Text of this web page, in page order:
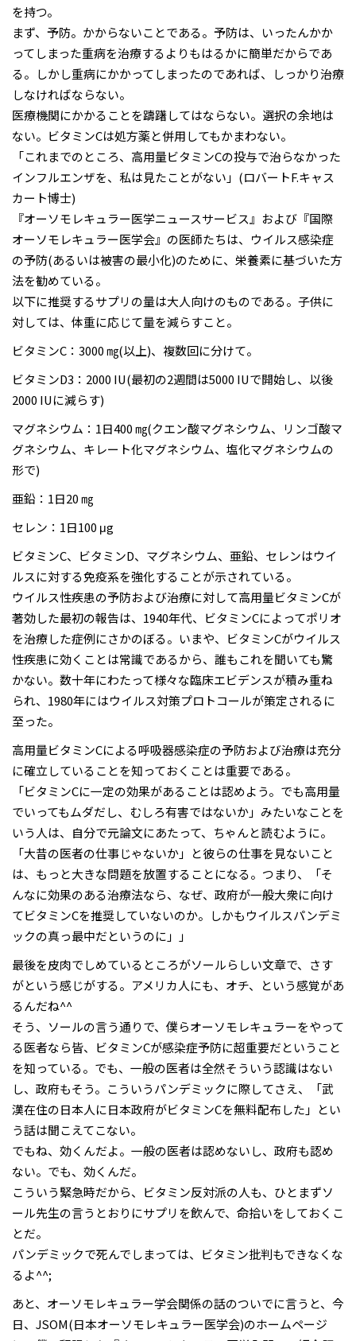
を持つ。
まず、予防。かからないことである。予防は、いったんかか
ってしまった重病を治療するよりもはるかに簡単だからであ
る。しかし重病にかかってしまったのであれば、しっかり治療
しなければならない。
医療機関にかかることを躊躇してはならない。選択の余地は
ない。ビタミンCは処方薬と併用してもかまわない。
「これまでのところ、高用量ビタミンCの投与で治らなかった
インフルエンザを、私は見たことがない」(ロバートF.キャス
カート博士)
『オーソモレキュラー医学ニュースサービス』および『国際
オーソモレキュラー医学会』の医師たちは、ウイルス感染症
の予防(あるいは被害の最小化)のために、栄養素に基づいた方
法を勧めている。
以下に推奨するサプリの量は大人向けのものである。子供に
対しては、体重に応じて量を減らすこと。
ビタミンC：3000 ㎎(以上)、複数回に分けて。
ビタミンD3：2000 IU(最初の2週間は5000 IUで開始し、以後
2000 IUに減らす)
マグネシウム：1日400 ㎎(クエン酸マグネシウム、リンゴ酸マ
グネシウム、キレート化マグネシウム、塩化マグネシウムの
形で)
亜鉛：1日20 ㎎
セレン：1日100 μg
ビタミンC、ビタミンD、マグネシウム、亜鉛、セレンはウイ
ルスに対する免疫系を強化することが示されている。
ウイルス性疾患の予防および治療に対して高用量ビタミンCが
著効した最初の報告は、1940年代、ビタミンCによってポリオ
を治療した症例にさかのぼる。いまや、ビタミンCがウイルス
性疾患に効くことは常識であるから、誰もこれを聞いても驚
かない。数十年にわたって様々な臨床エビデンスが積み重ね
られ、1980年にはウイルス対策プロトコールが策定されるに
至った。
高用量ビタミンCによる呼吸器感染症の予防および治療は充分
に確立していることを知っておくことは重要である。
「ビタミンCに一定の効果があることは認めよう。でも高用量
でいってもムダだし、むしろ有害ではないか」みたいなことを
いう人は、自分で元論文にあたって、ちゃんと読むように。
「大昔の医者の仕事じゃないか」と彼らの仕事を見ないこと
は、もっと大きな問題を放置することになる。つまり、「そ
んなに効果のある治療法なら、なぜ、政府が一般大衆に向け
てビタミンCを推奨していないのか。しかもウイルスパンデミ
ックの真っ最中だというのに」」
最後を皮肉でしめているところがソールらしい文章で、さす
がという感じがする。アメリカ人にも、オチ、という感覚があ
るんだね^^
そう、ソールの言う通りで、僕らオーソモレキュラーをやって
る医者なら皆、ビタミンCが感染症予防に超重要だということ
を知っている。でも、一般の医者は全然そういう認識はない
し、政府もそう。こういうパンデミックに際してさえ、「武
漢在住の日本人に日本政府がビタミンCを無料配布した」とい
う話は聞こえてこない。
でもね、効くんだよ。一般の医者は認めないし、政府も認め
ない。でも、効くんだ。
こういう緊急時だから、ビタミン反対派の人も、ひとまずソ
ール先生の言うとおりにサプリを飲んで、命拾いをしておくこ
とだ。
パンデミックで死んでしまっては、ビタミン批判もできなくな
るよ^^;
あと、オーソモレキュラー学会関係の話のついでに言うと、今
日、JSOM(日本オーソモレキュラー医学会)のホームページ